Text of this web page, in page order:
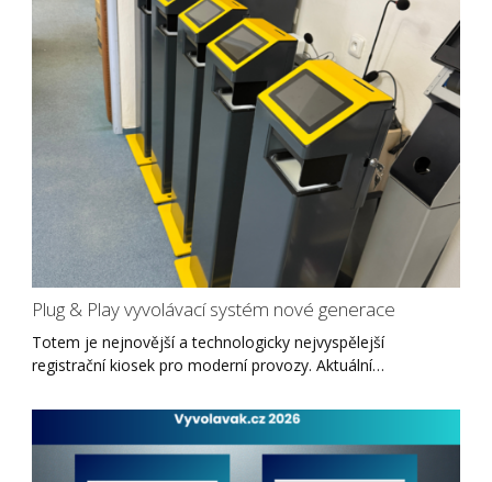
Plug & Play vyvolávací systém nové generace
Totem je nejnovější a technologicky nejvyspělejší
registrační kiosek pro moderní provozy. Aktuální…